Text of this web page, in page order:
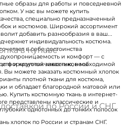
образы для работы и повседневной
У нас вы можете купить
специально предназначенный
и костюмов. Широкий ассортимент
добавить разнообразия в ваш
индивидуальность костюма.
в себе достоинства
и комфорт — с
формоустойчивостью, необходимой
плотной ткани для костюма,
и обладает благородной матовой или
Купить костюмную ткань в интернет-
представлены классические и
однотонных до тонких полосок
в Купаве
и крупных заказчиков мы
Вы можете заказать костюмный хлопок
по России и СНГ
хлопок по России и странам СНГ.